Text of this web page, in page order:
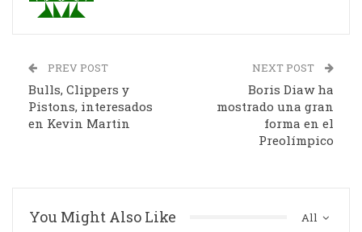
PREV POST
Bulls, Clippers y
Pistons, interesados
en Kevin Martin
NEXT POST
Boris Diaw ha
mostrado una gran
forma en el
Preolímpico
All
You Might Also Like